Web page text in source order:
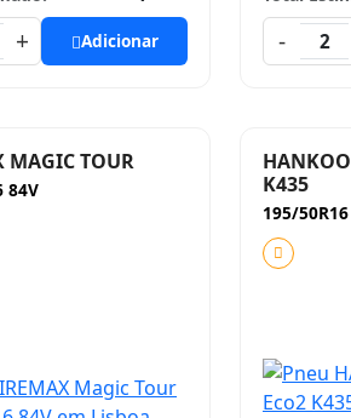
+ Adicionar
-
2
MAGIC TOUR
84V
K435
195/